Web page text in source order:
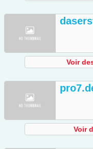
Voir
Voir